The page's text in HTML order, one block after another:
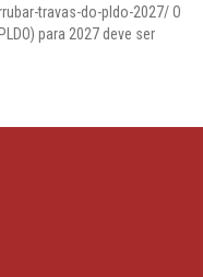
travas-do-pldo-2027/ O
para 2027 deve ser